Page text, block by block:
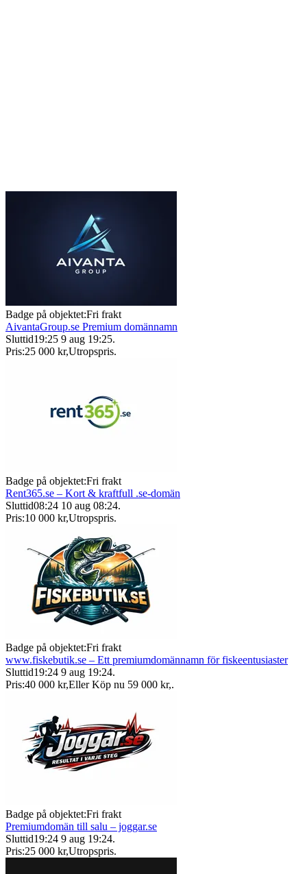
Badge på objektet:Fri frakt
AivantaGroup.se Premium domännamn
Sluttid19:25 9 aug 19:25.
Pris:25 000 kr,Utropspris.
Badge på objektet:Fri frakt
Rent365.se – Kort & kraftfull .se-domän
Sluttid08:24 10 aug 08:24.
Pris:10 000 kr,Utropspris.
Badge på objektet:Fri frakt
www.fiskebutik.se – Ett premiumdomännamn för fiskeentusiaster
Sluttid19:24 9 aug 19:24.
Pris:40 000 kr,Eller Köp nu 59 000 kr,.
Badge på objektet:Fri frakt
Premiumdomän till salu – joggar.se
Sluttid19:24 9 aug 19:24.
Pris:25 000 kr,Utropspris.